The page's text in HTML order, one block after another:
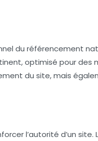
du référencement
optimisé pour des
du site, mais
l’autorité d’un